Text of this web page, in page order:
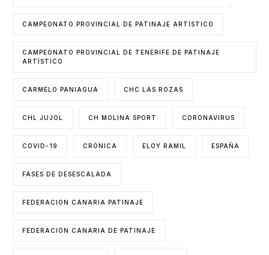
CAMPEONATO PROVINCIAL DE PATINAJE ARTÍSTICO
CAMPEONATO PROVINCIAL DE TENERIFE DE PATINAJE
ARTÍSTICO
CARMELO PANIAGUA CHC LAS ROZAS
CHL JUJOL CH MOLINA SPORT CORONAVIRUS
COVID-19 CRÓNICA ELOY RAMIL ESPAÑA
FASES DE DESESCALADA
FEDERACION CANARIA PATINAJE
FEDERACIÓN CANARIA DE PATINAJE